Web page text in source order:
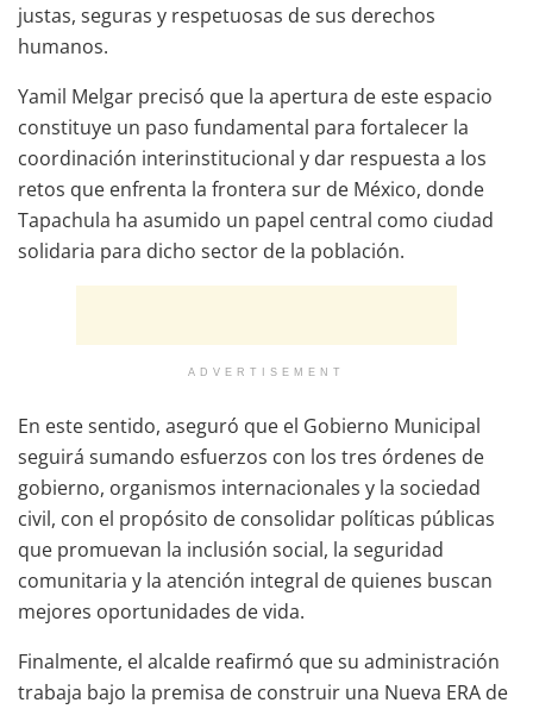
justas, seguras y respetuosas de sus derechos
humanos.
Yamil Melgar precisó que la apertura de este espacio
constituye un paso fundamental para fortalecer la
coordinación interinstitucional y dar respuesta a los
retos que enfrenta la frontera sur de México, donde
Tapachula ha asumido un papel central como ciudad
solidaria para dicho sector de la población.
ADVERTISEMENT
En este sentido, aseguró que el Gobierno Municipal
seguirá sumando esfuerzos con los tres órdenes de
gobierno, organismos internacionales y la sociedad
civil, con el propósito de consolidar políticas públicas
que promuevan la inclusión social, la seguridad
comunitaria y la atención integral de quienes buscan
mejores oportunidades de vida.
Finalmente, el alcalde reafirmó que su administración
trabaja bajo la premisa de construir una Nueva ERA de